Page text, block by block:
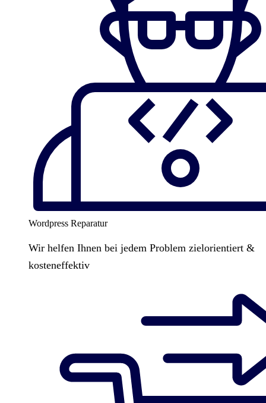
Wordpress Reparatur
Wir helfen Ihnen bei jedem Problem zielorientiert &
kosteneffektiv